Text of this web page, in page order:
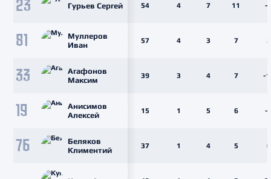
23 Гурьев Сергей 54 4 7 11 -
81
Муллеров
Иван
57 4 3 7 2
33
Агафонов
Максим
39 3 4 7 -
19
Анисимов
Алексей
15 1 5 6 -
76
Беляков
Климентий
37 1 4 5 0